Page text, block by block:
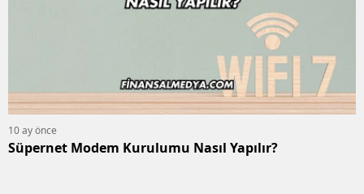
10 ay önce
Süpernet Modem Kurulumu Nasıl Yapılır?